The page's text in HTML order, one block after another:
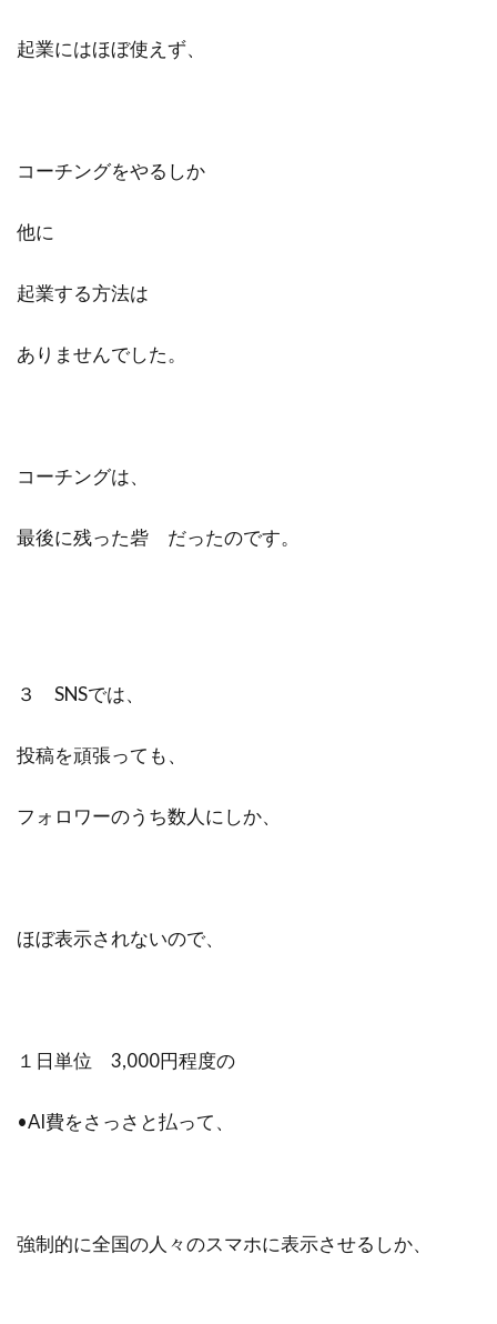
起業にはほぼ使えず、
コーチングをやるしか
他に
起業する方法は
ありませんでした。
コーチングは、
最後に残った砦 だったのです。
３ SNSでは、
投稿を頑張っても、
フォロワーのうち数人にしか、
ほぼ表示されないので、
１日単位 3,000円程度の
•AI費をさっさと払って、
強制的に全国の人々のスマホに表示させるしか、